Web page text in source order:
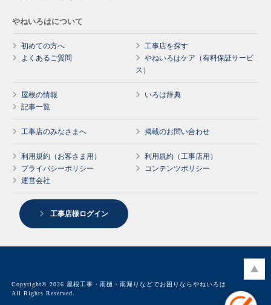
やねいろはについて
初めての方へ
工事店を探す
よくあるご質問
やねいろはケア（有料保証サービ
ス）
屋根の情報
いろは辞典
記事一覧
工事店のみなさまへ 掲載のお問い合わせ
利用規約（お客さま用）
利用規約（工事店用）
プライバシーポリシー
コンテンツポリシー
運営会社
工事店様ログイン
Copyright© 2026 屋根工事・雨樋・雨漏りなどでお困りならやねいろは
All Rights Reserved.